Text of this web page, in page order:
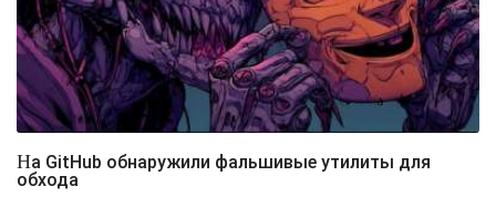
На GitHub обнаружили фальшивые утилиты для
обхода